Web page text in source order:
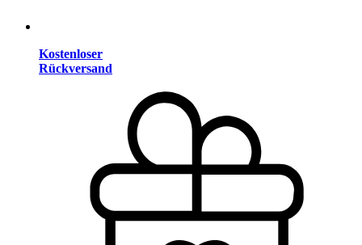
Kostenloser
Rückversand